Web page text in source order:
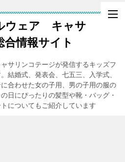
ウェア キャサ
合情報サイト
サリンコテージが発信するキッズフ
結婚式、発表会、七五三、入学式、
合わせた女の子用、男の子用の服の
日にぴったりの髪型や靴・バッグ・
についてもご紹介しています